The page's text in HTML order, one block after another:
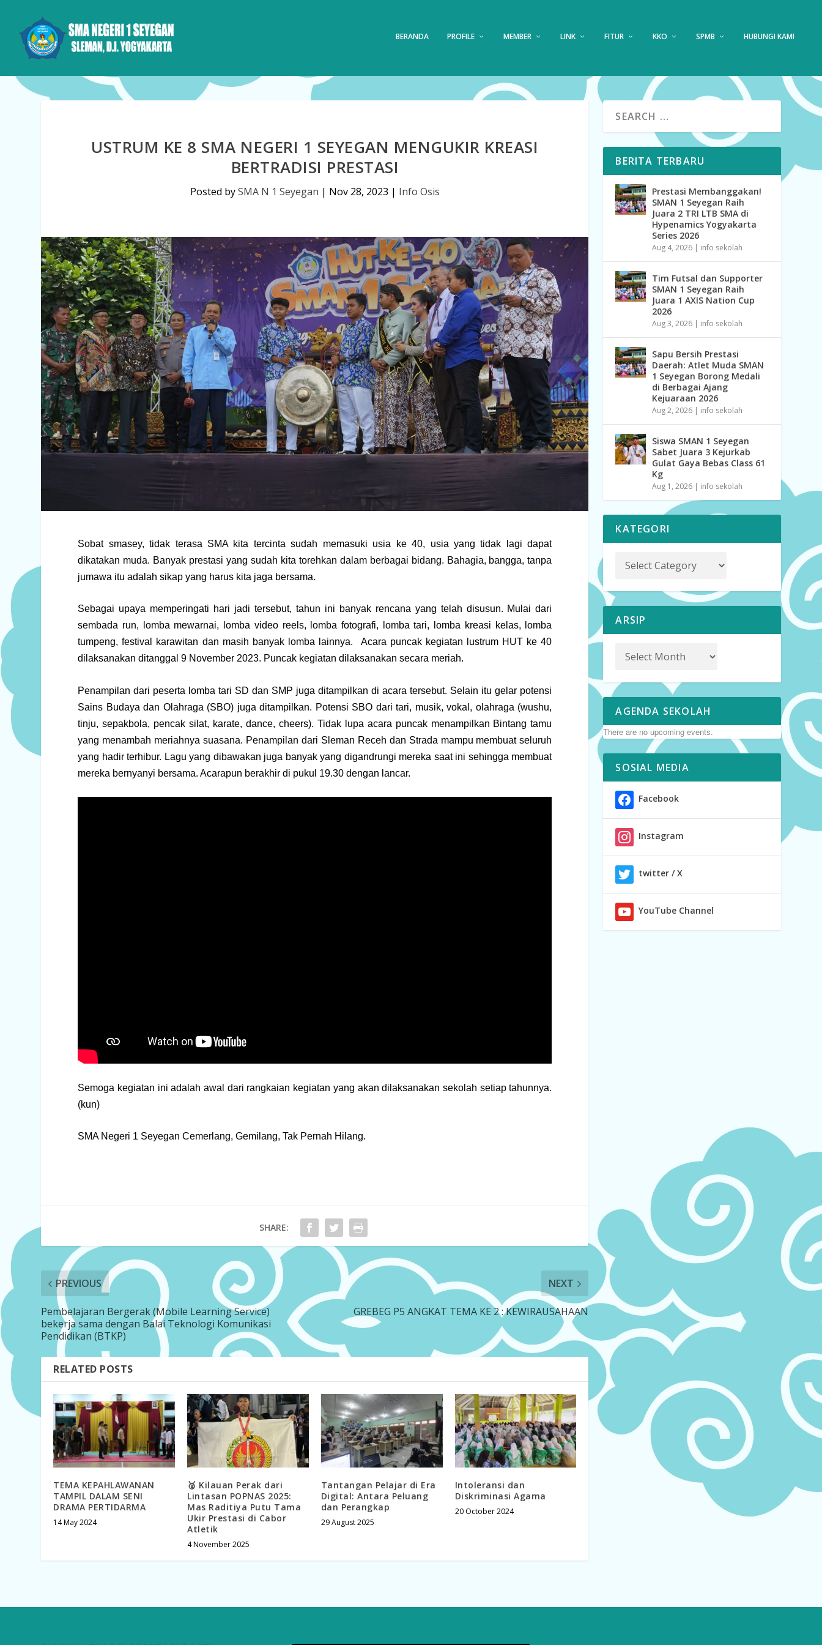
BERANDA PROFILE MEMBER LINK FITUR KKO SPMB HUBUNGI KAMI
USTRUM KE 8 SMA NEGERI 1 SEYEGAN MENGUKIR KREASI
BERTRADISI PRESTASI
Posted bySMA N 1 Seyegan | Nov 28, 2023 | Info Osis
Sobat smasey, tidak terasa SMA kita tercinta sudah memasuki usia ke 40, usia yang tidak lagi dapat
dikatakan muda. Banyak prestasi yang sudah kita torehkan dalam berbagai bidang. Bahagia, bangga, tanpa
jumawa itu adalah sikap yang harus kita jaga bersama.
Sebagai upaya memperingati hari jadi tersebut, tahun ini banyak rencana yang telah disusun. Mulai dari
sembada run, lomba mewarnai, lomba video reels, lomba fotografi, lomba tari, lomba kreasi kelas, lomba
tumpeng, festival karawitan dan masih banyak lomba lainnya. Acara puncak kegiatan lustrum HUT ke 40
dilaksanakan ditanggal 9 November 2023. Puncak kegiatan dilaksanakan secara meriah.
Penampilan dari peserta lomba tari SD dan SMP juga ditampilkan di acara tersebut. Selain itu gelar potensi
Sains Budaya dan Olahraga (SBO) juga ditampilkan. Potensi SBO dari tari, musik, vokal, olahraga (wushu,
tinju, sepakbola, pencak silat, karate, dance, cheers). Tidak lupa acara puncak menampilkan Bintang tamu
yang menambah meriahnya suasana. Penampilan dari Sleman Receh dan Strada mampu membuat seluruh
yang hadir terhibur. Lagu yang dibawakan juga banyak yang digandrungi mereka saat ini sehingga membuat
mereka bernyanyi bersama. Acarapun berakhir di pukul 19.30 dengan lancar.
Semoga kegiatan ini adalah awal dari rangkaian kegiatan yang akan dilaksanakan sekolah setiap tahunnya.
(kun)
SMA Negeri 1 Seyegan Cemerlang, Gemilang, Tak Pernah Hilang.
SHARE:
PREVIOUS
Pembelajaran Bergerak (Mobile Learning Service)
bekerja sama dengan Balai Teknologi Komunikasi
Pendidikan (BTKP)
NEXT
GREBEG P5 ANGKAT TEMA KE 2 : KEWIRAUSAHAAN
RELATED POSTS
TEMA KEPAHLAWANAN
TAMPIL DALAM SENI
DRAMA PERTIDARMA
14 May 2024
🥈 Kilauan Perak dari
Lintasan POPNAS 2025:
Mas Raditiya Putu Tama
Ukir Prestasi di Cabor
Atletik
4 November 2025
Tantangan Pelajar di Era
Digital: Antara Peluang
dan Perangkap
29 August 2025
Intoleransi dan
Diskriminasi Agama
20 October 2024
BERITA TERBARU
Prestasi Membanggakan!
SMAN 1 Seyegan Raih
Juara 2 TRI LTB SMA di
Hypenamics Yogyakarta
Series 2026
Aug 4, 2026 | info sekolah
Tim Futsal dan Supporter
SMAN 1 Seyegan Raih
Juara 1 AXIS Nation Cup
2026
Aug 3, 2026 | info sekolah
Sapu Bersih Prestasi
Daerah: Atlet Muda SMAN
1 Seyegan Borong Medali
di Berbagai Ajang
Kejuaraan 2026
Aug 2, 2026 | info sekolah
Siswa SMAN 1 Seyegan
Sabet Juara 3 Kejurkab
Gulat Gaya Bebas Class 61
Kg
Aug 1, 2026 | info sekolah
KATEGORI
ARSIP
AGENDA SEKOLAH
There are no upcoming events.
SOSIAL MEDIA
Facebook
Instagram
twitter / X
YouTube Channel